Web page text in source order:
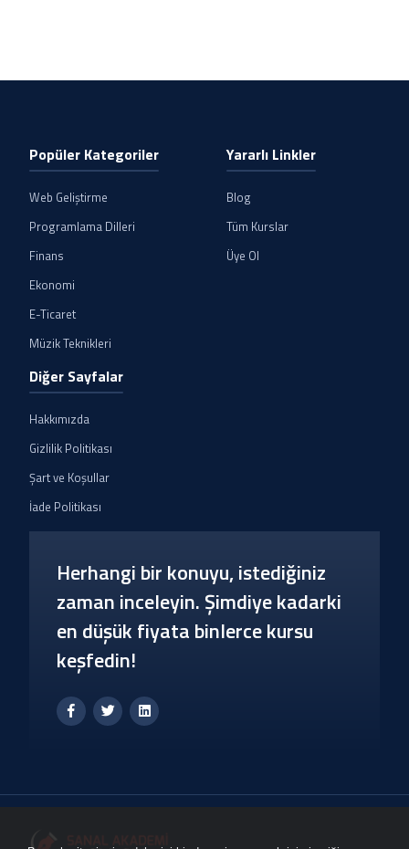
Popüler Kategoriler
Web Geliştirme
Programlama Dilleri
Finans
Ekonomi
E-Ticaret
Müzik Teknikleri
Yararlı Linkler
Blog
Tüm Kurslar
Üye Ol
Diğer Sayfalar
Hakkımızda
Gizlilik Politikası
Şart ve Koşullar
İade Politikası
Herhangi bir konuyu, istediğiniz
zaman inceleyin. Şimdiye kadarki
en düşük fiyata binlerce kursu
keşfedin!